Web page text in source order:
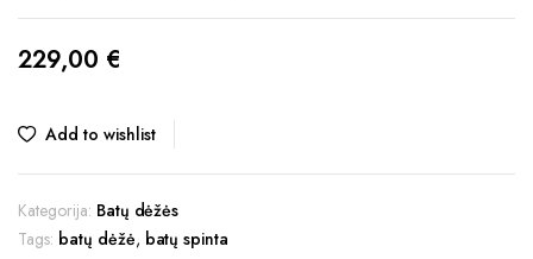
229,00 €
Add to wishlist
Kategorija: Batų dėžės
Tags: batų dėžė, batų spinta